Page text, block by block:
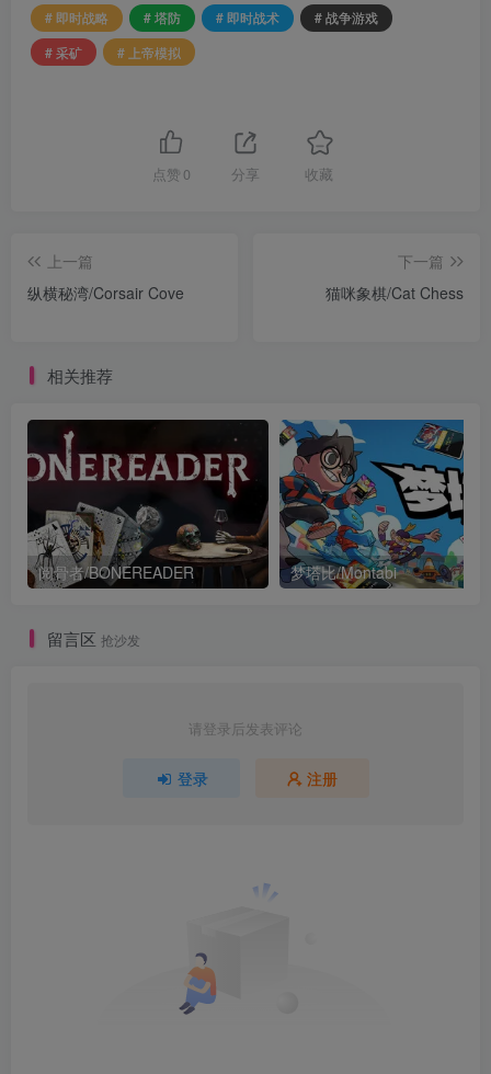
# 即时战略
# 塔防 # 即时战术
# 战争游戏
# 采矿
# 上帝模拟
点赞 0 分享 收藏
上一篇
纵横秘湾/Corsair Cove
下一篇
猫咪象棋/Cat Chess
相关推荐
阅骨者/BONEREADER 梦塔比/Montabi
留言区 抢沙发
请登录后发表评论
登录 注册